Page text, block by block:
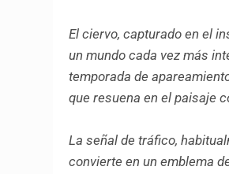
El ciervo, capturado en el
un mundo cada vez más
temporada de
que resuena en el paisaje
La señal de tráfico,
convierte en un emblema